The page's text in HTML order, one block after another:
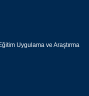
Uygulama ve Araştırma